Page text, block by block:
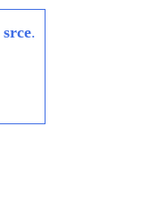
srce.